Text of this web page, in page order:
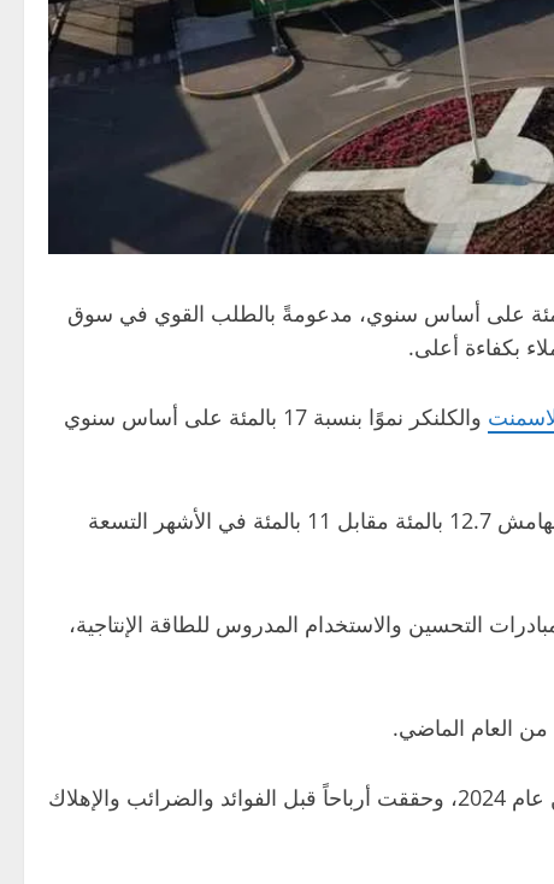
قويا خلال الأرباع الثلاثة الأولى من العام؛ إذ ارتفعت المبيعات الإجمالية للحديد بنسبة 9 بالمئة على أساس سنوي، مدعومةً بالطلب القوي في سوق
بكفاءة أعلى.
والكلنكر نموًا بنسبة 17 بالمئة على أساس سنوي
وبلغت الأرباح قبل الفوائد والضرائب والإهلاك والاستهلاك 823 مليون درهم، بنمو نسبته 28 بالمئة على أساس سنوي، بهامش 12.7 بالمئة مقابل 11 بالمئة في الأشهر التسعة
سنوي في الربع الثالث من عام 2025، إلى جانب مبادرات التحسين والاستخدام المدروس للطاقة الإنتاجية،
إيرادات بلغت 5.8 مليار درهم، بزيادة 9 بالمئة مقارنة بالأشهر التسعة الأولى من عام 2024، وحققت أرباحاً قبل الفوائد والضرائب والإهلاك